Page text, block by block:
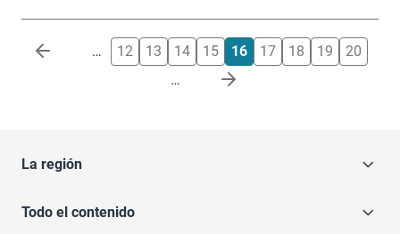
Paginación … 12 13 14 15 16 17 18 19
20
…
La región
Todo el contenido